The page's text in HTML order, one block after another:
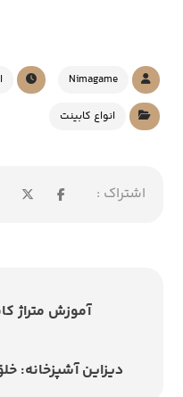
Nimagame
انواع کابینت
آموزش متراژ
دیزاین آشپزخانه: